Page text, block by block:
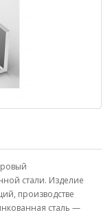
стали. Изделие
производстве
сталь —